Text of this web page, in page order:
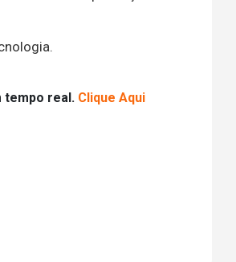
tempo real. Clique Aqui